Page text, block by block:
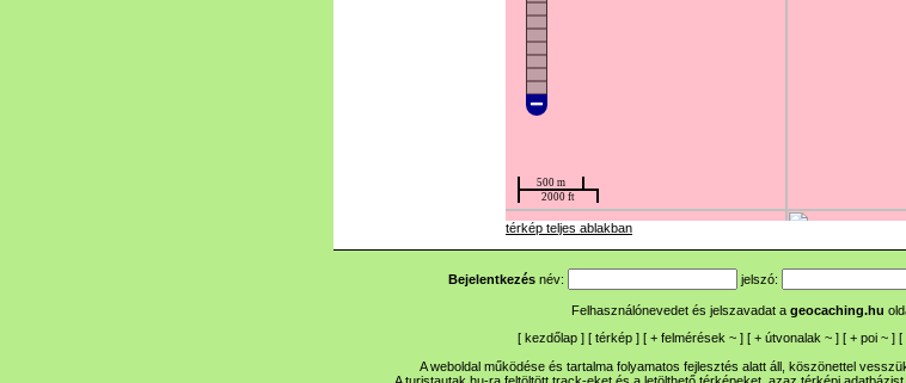
térkép teljes ablakban
Bejelentkezés név: jelszó:
Felhasználónevedet és jelszavadat a geocaching.hu
[ kezdőlap ] [ térkép ] [ + felmérések ~ ] [ + útvonalak ~ ] [ + poi ~ ] [
A weboldal működése és tartalma folyamatos fejlesztés alatt áll, köszönettel